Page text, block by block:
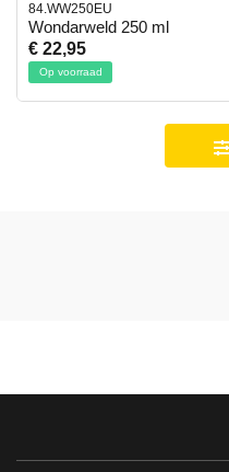
84.WW250EU
Wondarweld 250 ml
€ 22,95
Op voorraad